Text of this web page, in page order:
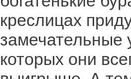
креслицах
замечательные
которых они